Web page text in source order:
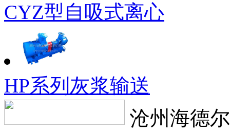
CYZ型自吸式离心
HP系列灰浆输送
沧州海德